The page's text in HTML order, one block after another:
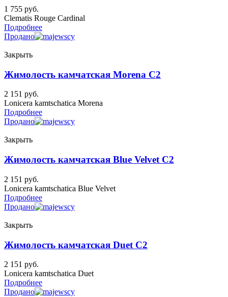
1 755 руб.
Clematis Rouge Cardinal
Подробнее
Продано
Закрыть
Жимолость камчатская Morena C2
2 151 руб.
Lonicera kamtschatica Morena
Подробнее
Продано
Закрыть
Жимолость камчатская Blue Velvet C2
2 151 руб.
Lonicera kamtschatica Blue Velvet
Подробнее
Продано
Закрыть
Жимолость камчатская Duet C2
2 151 руб.
Lonicera kamtschatica Duet
Подробнее
Продано